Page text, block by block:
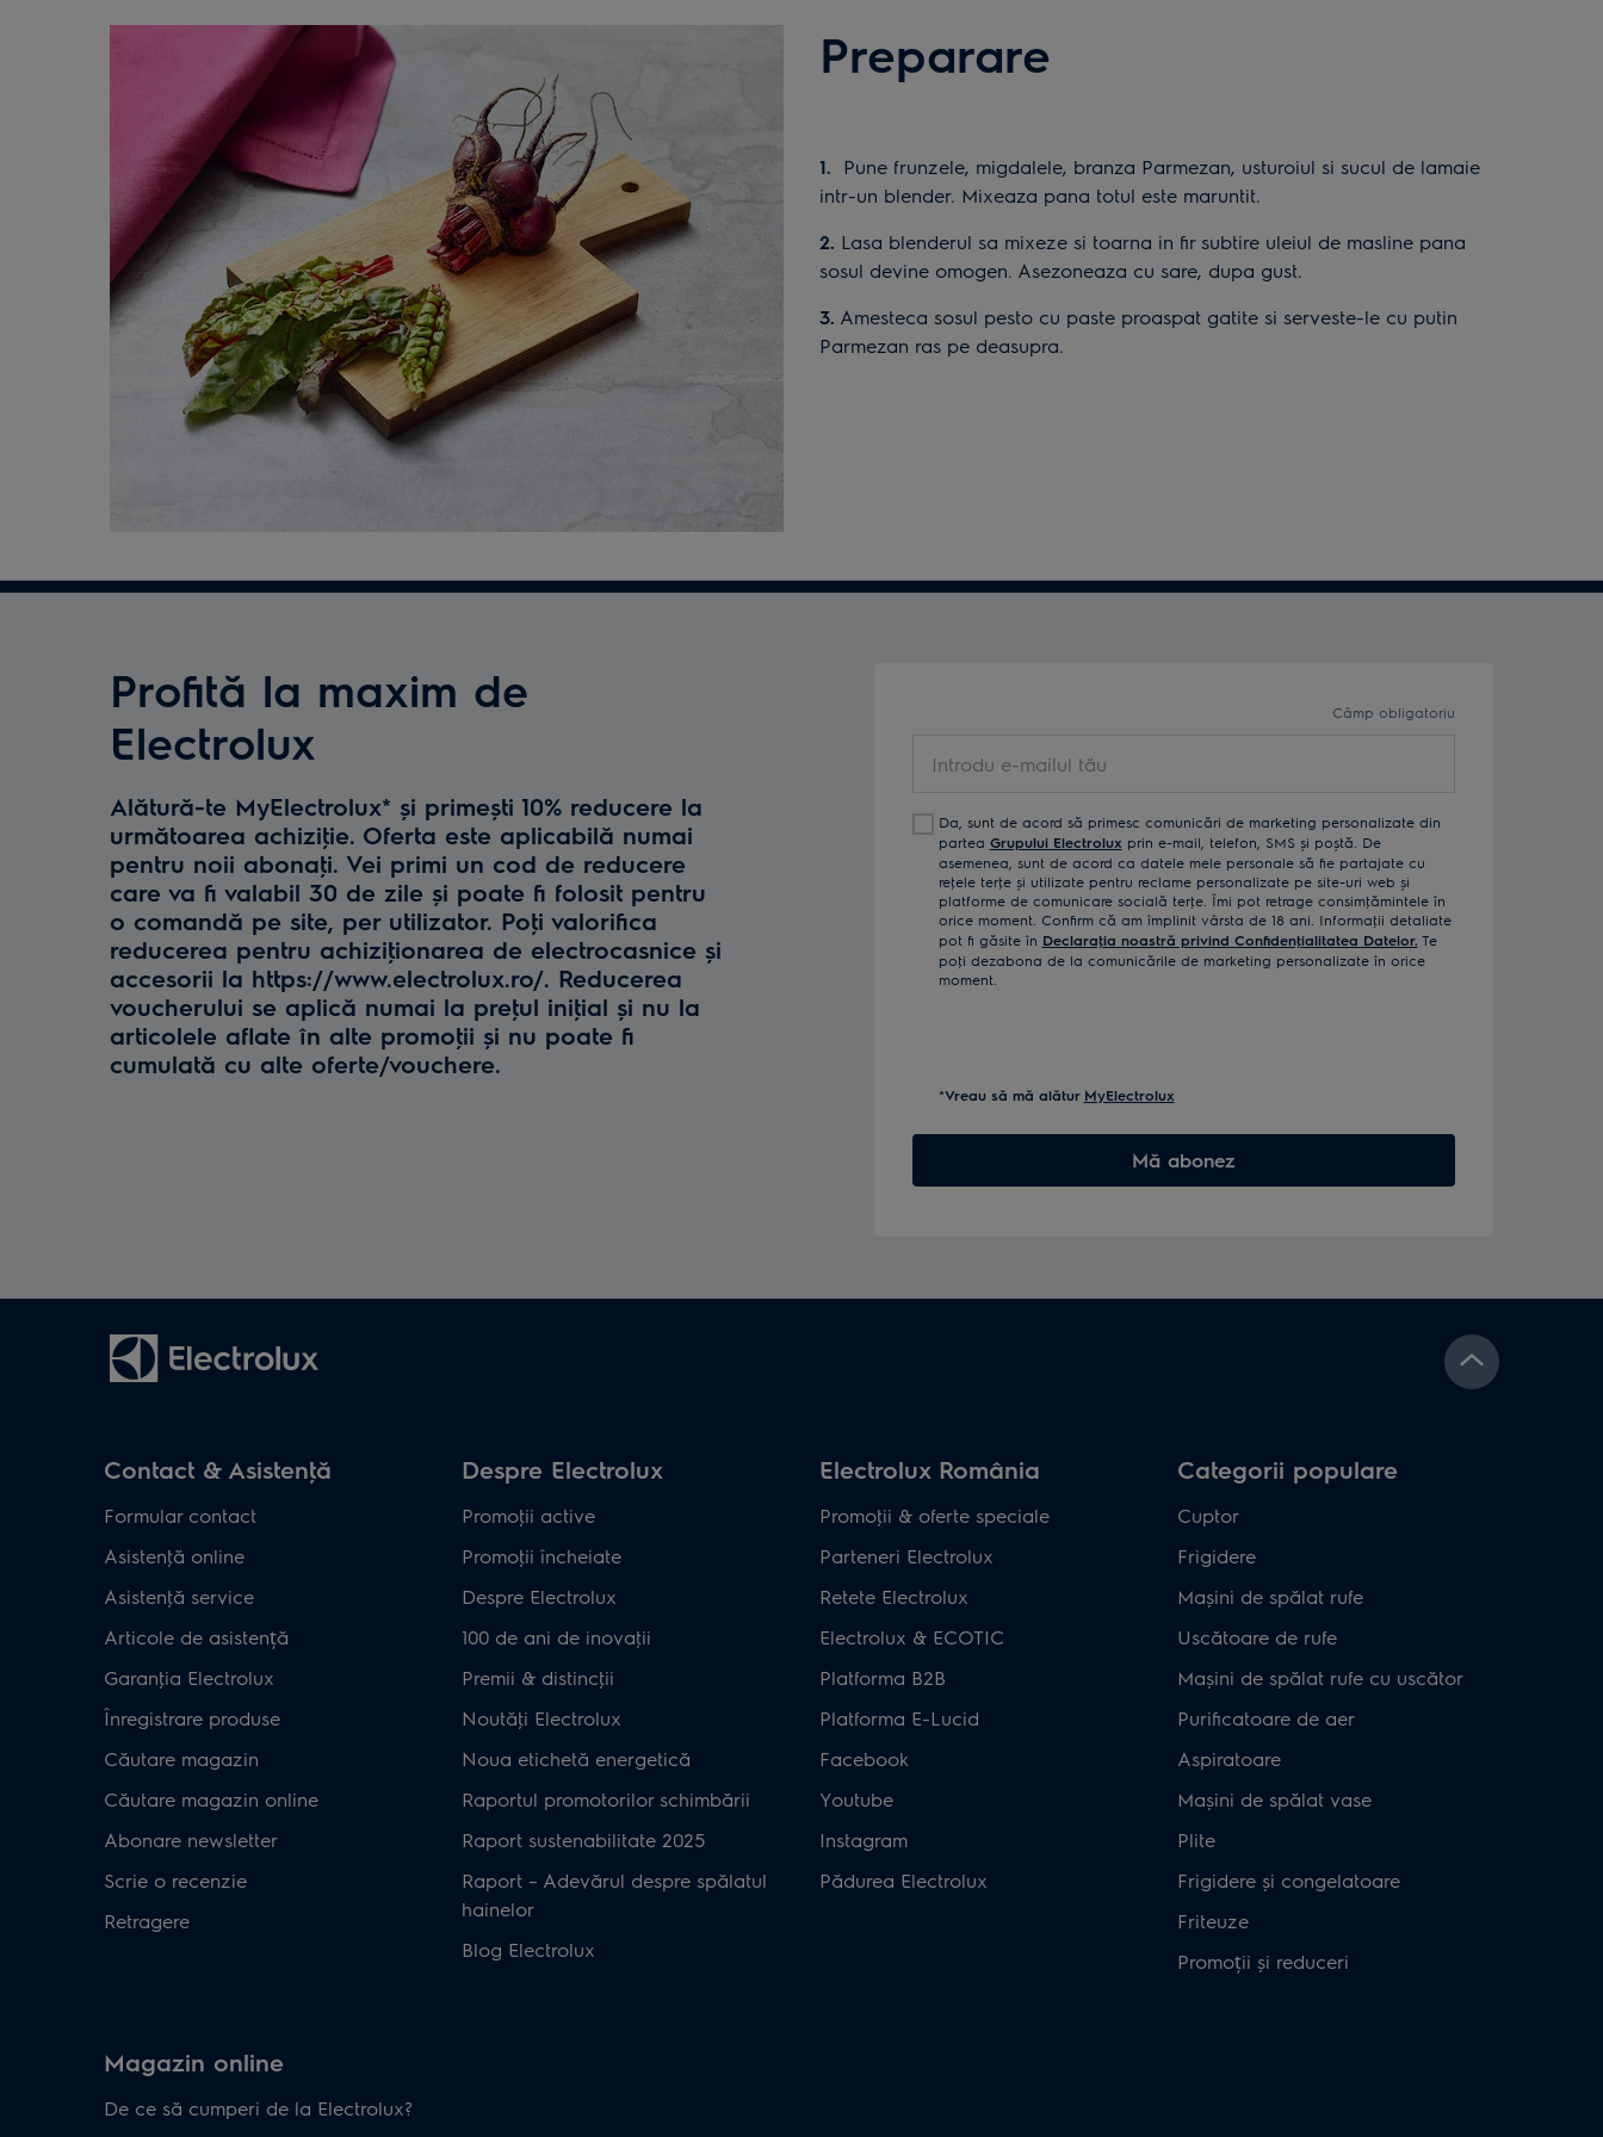
Preparare
1. Pune frunzele, migdalele, branza Parmezan, usturoiul si sucul de lamaie
intr-un blender. Mixeaza pana totul este maruntit.
2. Lasa blenderul sa mixeze si toarna in fir subtire uleiul de masline pana
sosul devine omogen. Asezoneaza cu sare, dupa gust.
3. Amesteca sosul pesto cu paste proaspat gatite si serveste-le cu putin
Parmezan ras pe deasupra.
Profită la maxim de
Electrolux
Alătură-te MyElectrolux* și primești 10% reducere la
următoarea achiziţie. Oferta este aplicabilă numai
pentru noii abonaţi. Vei primi un cod de reducere
care va fi valabil 30 de zile și poate fi folosit pentru
o comandă pe site, per utilizator. Poţi valorifica
reducerea pentru achiziţionarea de electrocasnice și
accesorii la https://www.electrolux.ro/. Reducerea
voucherului se aplică numai la preţul iniţial și nu la
articolele aflate în alte promoţii și nu poate fi
cumulată cu alte oferte/vouchere.
Câmp obligatoriu
tău Da, sunt de acord să primesc comunicări de marketing personalizate din
partea Grupului Electrolux prin e-mail, telefon, SMS și poștă. De
asemenea, sunt de acord ca datele mele personale să fie partajate cu
reţele terţe și utilizate pentru reclame personalizate pe site-uri web și
platforme de comunicare socială terţe. Îmi pot retrage consimţămintele în
orice moment. Confirm că am împlinit vârsta de 18 ani. Informaţii detaliate
pot fi găsite în Declaraţia noastră privind Confidenţialitatea Datelor. Te
poţi dezabona de la comunicările de marketing personalizate în orice
moment.
*Vreau să mă alătur MyElectrolux
Mă abonez
Contact & Asistenţă
Formular contact
Asistenţă online
Asistenţă service
Articole de asistență
Garanţia Electrolux
Înregistrare produse
Căutare magazin
Căutare magazin online
Abonare newsletter
Scrie o recenzie
Retragere
Despre Electrolux
Promoţii active
Promoţii încheiate
Despre Electrolux
100 de ani de inovaţii
Premii & distincţii
Noutăţi Electrolux
Noua etichetă energetică
Raportul promotorilor schimbării
Raport sustenabilitate 2025
Raport – Adevărul despre spălatul
hainelor
Blog Electrolux
Electrolux România
Promoţii & oferte speciale
Parteneri Electrolux
Retete Electrolux
Electrolux & ECOTIC
Platforma B2B
Platforma E-Lucid
Facebook
Youtube
Instagram
Pădurea Electrolux
Categorii populare
Cuptor
Frigidere
Mașini de spălat rufe
Uscătoare de rufe
Mașini de spălat rufe cu uscător
Purificatoare de aer
Aspiratoare
Mașini de spălat vase
Plite
Frigidere și congelatoare
Friteuze
Promoții și reduceri
Magazin online
De ce să cumperi de la Electrolux?